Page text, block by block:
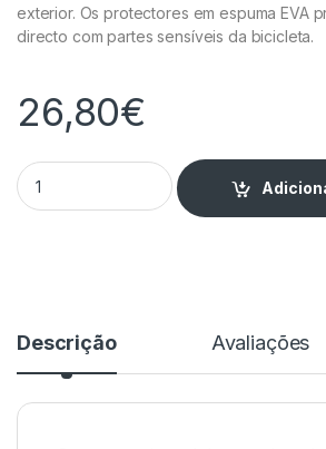
exterior. Os protectores em espuma EVA
directo com partes sensíveis da bicicleta.
26,80€
Suporte Bicicleta para Tecto - Roda
Descrição Avaliações